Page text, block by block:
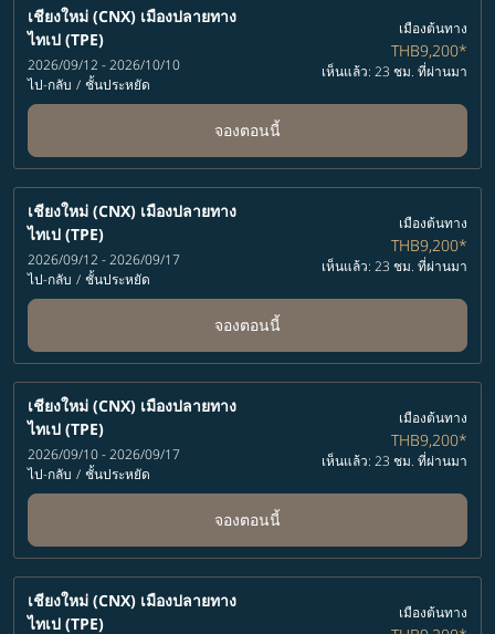
เชียงใหม่ (CNX) เมืองปลายทาง
ไทเป (TPE)
2026/09/12 - 2026/10/10
ไป-กลับ / ชั้นประหยัด
เมืองต้นทาง
THB9,200*
เห็นแล้ว: 23 ชม. ที่ผ่านมา
จองตอนนี้
เชียงใหม่ (CNX) เมืองปลายทาง
ไทเป (TPE)
2026/09/12 - 2026/09/17
ไป-กลับ / ชั้นประหยัด
เมืองต้นทาง
THB9,200*
เห็นแล้ว: 23 ชม. ที่ผ่านมา
จองตอนนี้
เชียงใหม่ (CNX) เมืองปลายทาง
ไทเป (TPE)
2026/09/10 - 2026/09/17
ไป-กลับ / ชั้นประหยัด
เมืองต้นทาง
THB9,200*
เห็นแล้ว: 23 ชม. ที่ผ่านมา
จองตอนนี้
เชียงใหม่ (CNX) เมืองปลายทาง
ไทเป (TPE)
เมืองต้นทาง